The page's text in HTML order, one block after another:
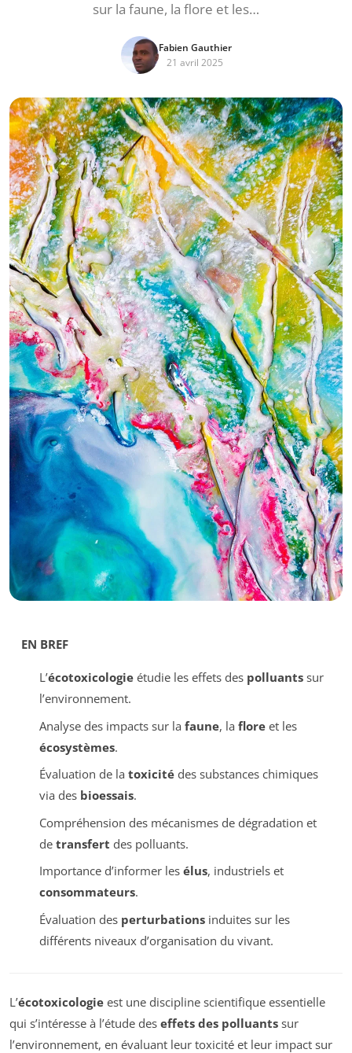
sur la faune, la flore et les…
Fabien Gauthier
21 avril 2025
EN BREF
L’écotoxicologieétudie les effets des polluantssur
l’environnement.
Analyse des impacts sur la faune, la floreet les
écosystèmes.
Évaluation de la toxicitédes substances chimiques
via des bioessais.
Compréhension des mécanismes de dégradation et
de transfert des polluants.
Importance d’informer les élus, industriels et
consommateurs.
Évaluation des perturbationsinduites sur les
différents niveaux d’organisation du vivant.
L’écotoxicologie est une discipline scientifique essentielle
qui s’intéresse à l’étude des effets des polluants sur
l’environnement, en évaluant leur toxicité et leur impact sur